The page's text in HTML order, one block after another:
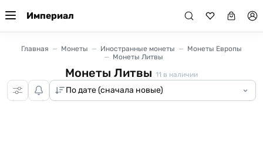
Империал
Главная Монеты Иностранные монеты
Монеты Европы
Монеты Литвы
Монеты Литвы 11 в наличии